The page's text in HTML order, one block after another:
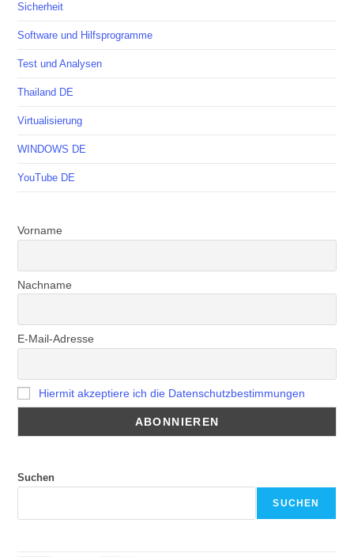
Sicherheit
Software und Hilfsprogramme
Test und Analysen
Thailand DE
Virtualisierung
WINDOWS DE
YouTube DE
Vorname
Nachname
E-Mail-Adresse
Hiermit akzeptiere ich die Datenschutzbestimmungen
Suchen
SUCHEN